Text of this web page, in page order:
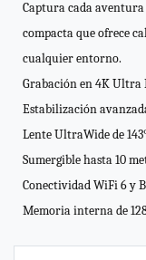
Captura cada
compacta que ofrece
cualquier entorno.
Grabación en 4K Ultra
Estabilización
Lente UltraWide de
Sumergible hasta 10
Conectividad WiFi 6 y
Memoria interna de